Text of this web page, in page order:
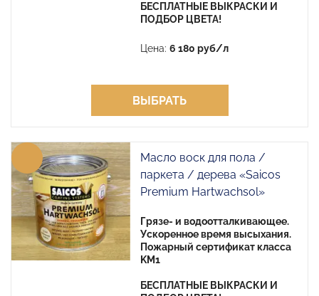
БЕСПЛАТНЫЕ ВЫКРАСКИ И
ПОДБОР ЦВЕТА!
Цена:6 180 руб/л
ВЫБРАТЬ
Масло воск для пола /
паркета / дерева «Saicos
Premium Hartwachsol»
Грязе- и водоотталкивающее.
Ускоренное время высыхания.
Пожарный сертификат класса
KM1
БЕСПЛАТНЫЕ ВЫКРАСКИ И